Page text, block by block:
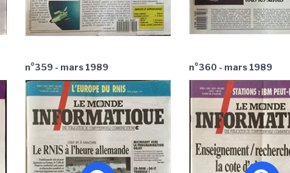
n°359 - mars 1989 n°360 - mars 1989